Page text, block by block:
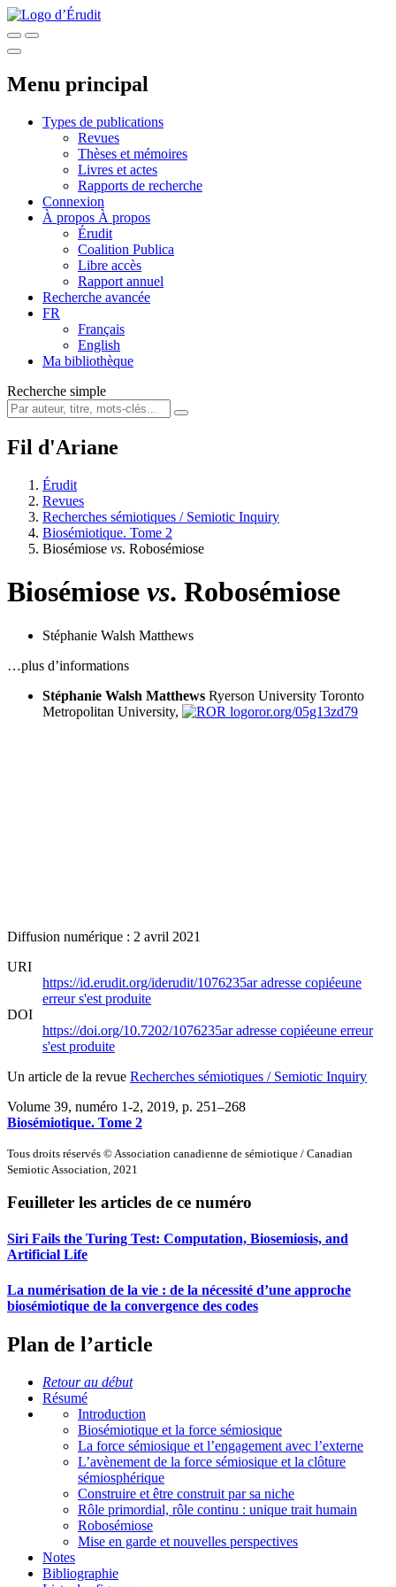
Menu principal
Types de publications
Revues
Thèses et mémoires
Livres et actes
Rapports de recherche
Connexion
À propos À propos
Érudit
Coalition Publica
Libre accès
Rapport annuel
Recherche avancée
FR
Français
English
Ma bibliothèque
Recherche simple
Fil d'Ariane
Érudit
Revues
Recherches sémiotiques / Semiotic Inquiry
Biosémiotique. Tome 2
Biosémiose vs. Robosémiose
Biosémiose vs. Robosémiose
Stéphanie Walsh Matthews
…plus d’informations
Stéphanie Walsh Matthews Ryerson University Toronto
Metropolitan University,
ror.org/05g13zd79
Diffusion numérique : 2 avril 2021
URI
https://id.erudit.org/iderudit/1076235aradresse copiéeune
erreur s'est produite
DOI
https://doi.org/10.7202/1076235aradresse copiéeune erreur
s'est produite
Un article de la revue Recherches sémiotiques / Semiotic Inquiry
Volume 39, numéro 1-2, 2019, p. 251–268
Biosémiotique. Tome 2
Tous droits réservés © Association canadienne de sémiotique / Canadian
Semiotic Association, 2021
Feuilleter les articles de ce numéro
Siri Fails the Turing Test: Computation, Biosemiosis, and
Artificial Life
La numérisation de la vie : de la nécessité d’une approche
biosémiotique de la convergence des codes
Plan de l’article
Retour au début
Résumé
Introduction
Biosémiotique et la force sémiosique
La force sémiosique et l’engagement avec l’externe
L’avènement de la force sémiosique et la clôture
sémiosphérique
Construire et être construit par sa niche
Rôle primordial, rôle continu : unique trait humain
Robosémiose
Mise en garde et nouvelles perspectives
Notes
Bibliographie